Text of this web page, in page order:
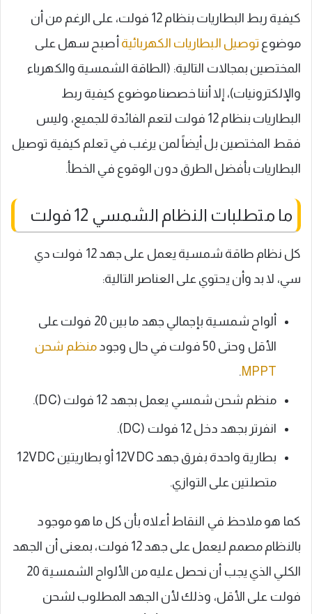
كيفية ربط البطاريات بنظام 12 فولت، على الرغم من أن
موضوع توصيل البطاريات الكهربائية أصبح سهل على
المختصين بمجالات التالية: (الطاقة الشمسية والكهرباء
والإلكترونيات)، إلا أننا خصصنا موضوع كيفية ربط
البطاريات بنظام 12 فولت لتعم الفائدة للجميع، وليس
فقط المختصين بل أيضاً لمن يرغب في تعلم كيفية توصيل
البطاريات بأفضل الطرق دون الوقوع في الخطأ.
ما متطلبات النظام الشمسي 12 فولت
كل نظام طاقة شمسية يعمل على جهد 12 فولت دي
سي، لا بد وأن يحتوي على العناصر التالية:
ألواح شمسية بإجمالي جهد ما بين 20 فولت على
الأقل وحتى 50 فولت في حال وجود
منظم شحن
MPPT
.
منظم شحن شمسي يعمل بجهد 12 فولت (DC).
انفرتر بجهد دخل 12 فولت (DC).
بطارية واحدة بفرق جهد 12VDC أو بطاريتين 12VDC
متصلتين على التوازي.
كما هو ملاحظ في النقاط أعلاه بأن كل ما هو موجود
بالنظام مصمم ليعمل على جهد 12 فولت، بمعنى أن الجهد
الكلي الذي يجب أن نحصل عليه من الألواح الشمسية 20
فولت على الأقل، وذلك لأن الجهد المطلوب لشحن